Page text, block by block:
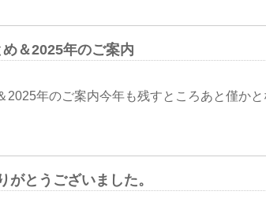
＆2025年のご案内
2025年のご案内今年も残すところあと僅か
がとうございました。